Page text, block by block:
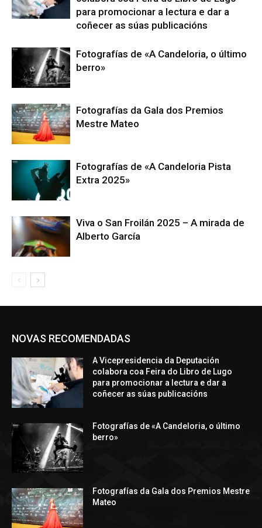
para promocionar a lectura e dar a
coñecer as súas publicacións
Fotografías de «A Candeloria, o último
berro»
Fotografías da Gala dos Premios
Mestre Mateo
Fotografías de «A Candeloria Pista
Extra 2025»
Viva o San Froilán 2025 – A mirada de
Alberto García
NOVAS RECOMENDADAS
A Vicepresidencia da Deputación
colabora coa Feira do Libro de Lugo
para promocionar a lectura e dar a
coñecer as súas publicacións
Fotografías de «A Candeloria, o último
berro»
Fotografías da Gala dos Premios Mestre
Mateo